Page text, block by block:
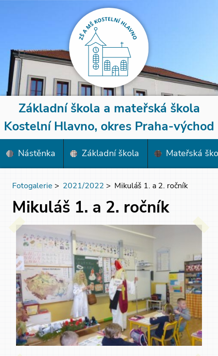
Základní škola a mateřská škola
Kostelní Hlavno, okres Praha-východ
Nástěnka Základní škola Mateřská
Fotogalerie > 2021/2022 > Mikuláš 1. a 2. ročník
Mikuláš 1. a 2. ročník